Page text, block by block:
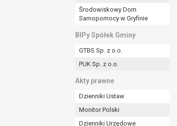
Środowiskowy Dom
Samopomocy w Gryfinie
BIPy Spółek Gminy
GTBS Sp. z o.o.
PUK Sp. z o.o.
Akty prawne
Dzienniki Ustaw
Monitor Polski
Dzienniki Urzędowe
a RODO), przysługuje Pani/Panu
zgody przed jej cofnięciem.
przez administratora.
lub umownym.